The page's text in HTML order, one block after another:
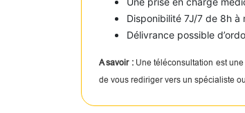
Disponibilité 7J/7 de 8h à
Délivrance possible
A savoir :Une téléconsultation est
de vous rediriger vers un spécialiste